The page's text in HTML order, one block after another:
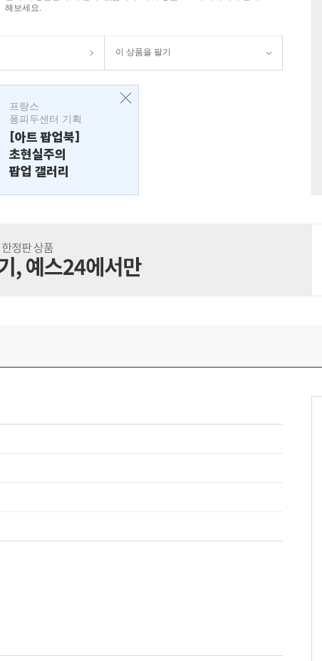
해보세요.
이 상품을 팔기
프랑스
퐁피두센터 기획
[아트 팝업북]
초현실주의
팝업 갤러리